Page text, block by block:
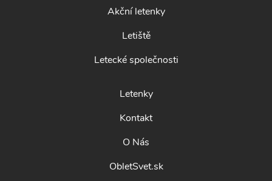
Akční letenky
Letiště
Letecké společnosti
Letenky
Kontakt
O Nás
ObletSvet.sk